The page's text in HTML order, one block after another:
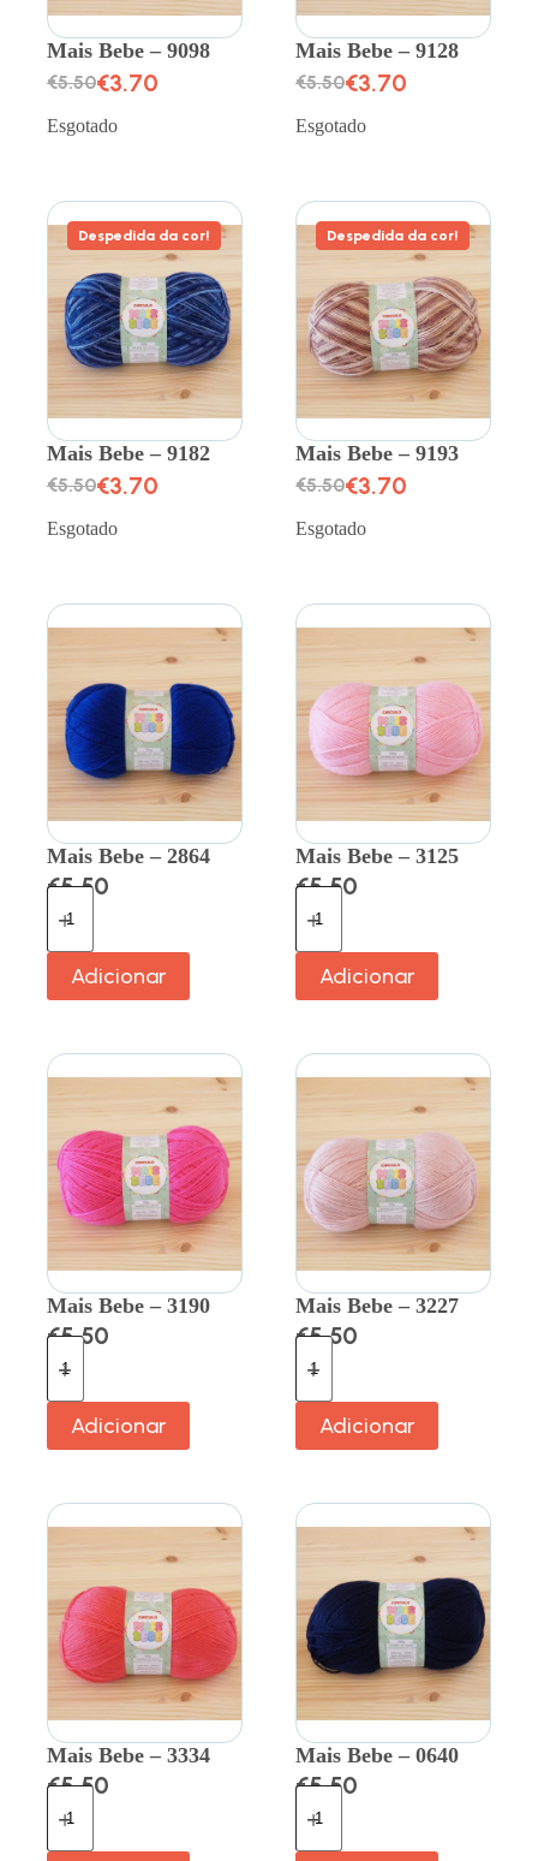
Mais Bebe – 9098
€5.50€3.70
Esgotado
Mais Bebe – 9128
€5.50€3.70
Esgotado
Despedida da cor!
Mais Bebe – 9182
€5.50€3.70
Esgotado
Despedida da cor!
Mais Bebe – 9193
€5.50€3.70
Esgotado
Mais Bebe – 2864
€5.50
Adicionar
Mais Bebe – 3125
€5.50
Adicionar
Mais Bebe – 3190
€5.50
Adicionar
Mais Bebe – 3227
€5.50
Adicionar
Mais Bebe – 3334
€5.50
Mais Bebe – 0640
€5.50